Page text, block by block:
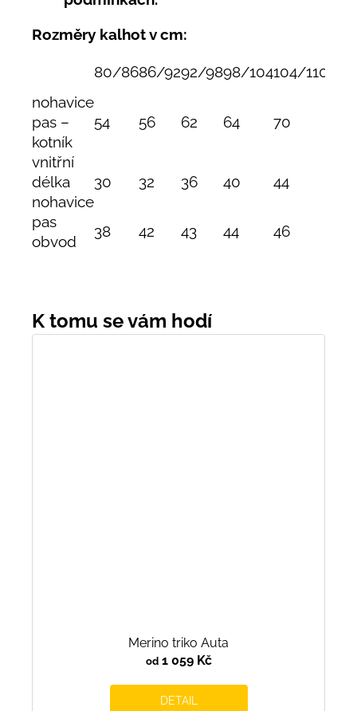
Rozměry kalhot v cm:
80/8686/9292/9898/104104/110
nohavice
pas –
kotník
54 56 62 64 70
vnitřní
délka
nohavice
30 32 36 40 44
pas
obvod
38 42 43 44 46
Merino triko Auta
od1 059 Kč
DETAIL